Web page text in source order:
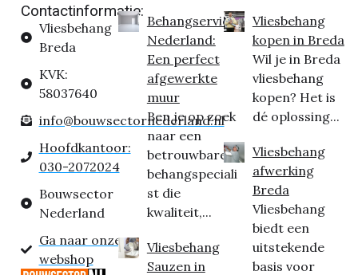
Contactinformatie:
Vliesbehang
Breda
KVK:
58037640
info@bouwsectornederland.nl
Hoofdkantoor:
030-2072024
Bouwsector
Nederland
Ga naar onze
webshop
Behangservice
Nederland:
Een perfect
afgewerkte
muur
Ben je op zoek
naar een
betrouwbare
behangspeciali
st die
kwaliteit,...
Vliesbehang
Sauzen in
Vliesbehang
kopen in Breda
Wil je in Breda
vliesbehang
kopen? Het is
dé oplossing...
Vliesbehang
afwerking
Breda
Vliesbehang
biedt een
uitstekende
basis voor